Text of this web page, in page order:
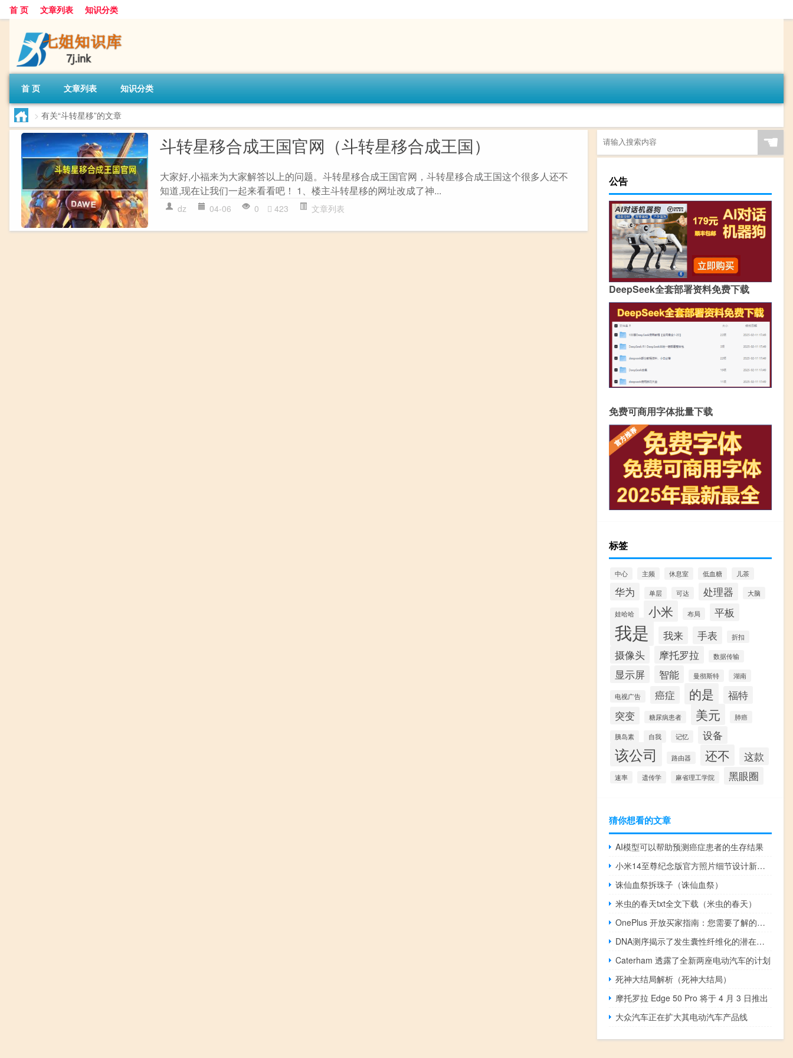
首 页 文章列表 知识分类
首 页 文章列表 知识分类
> 有关“斗转星移”的文章
斗转星移合成王国官网（斗转星移合成王国）
大家好,小福来为大家解答以上的问题。斗转星移合成王国官网，斗转星移合成王国这个很多人还不
知道,现在让我们一起来看看吧！ 1、楼主斗转星移的网址改成了神...
dz 04-06 0 423 文章列表
☚
公告
DeepSeek全套部署资料免费下载
免费可商用字体批量下载
标签
中心 主频 休息室 低血糖 儿茶
华为 单层 可达 处理器 大脑
娃哈哈 小米 布局 平板
我是 我来 手表 折扣
摄像头 摩托罗拉 数据传输
显示屏 智能 曼彻斯特 湖南
电视广告 癌症 的是
福特
突变
糖尿病患者 美元 肺癌
胰岛素 自我 记忆 设备
该公司 路由器 还不 这款
速率 遗传学 麻省理工学院 黑眼圈
猜你想看的文章
AI模型可以帮助预测癌症患者的生存结果
小米14至尊纪念版官方照片细节设计新水平
诛仙血祭拆珠子（诛仙血祭）
米虫的春天txt全文下载（米虫的春天）
OnePlus 开放买家指南：您需要了解的一切
DNA测序揭示了发生囊性纤维化的潜在风险
Caterham 透露了全新两座电动汽车的计划
死神大结局解析（死神大结局）
摩托罗拉 Edge 50 Pro 将于 4 月 3 日推出
大众汽车正在扩大其电动汽车产品线